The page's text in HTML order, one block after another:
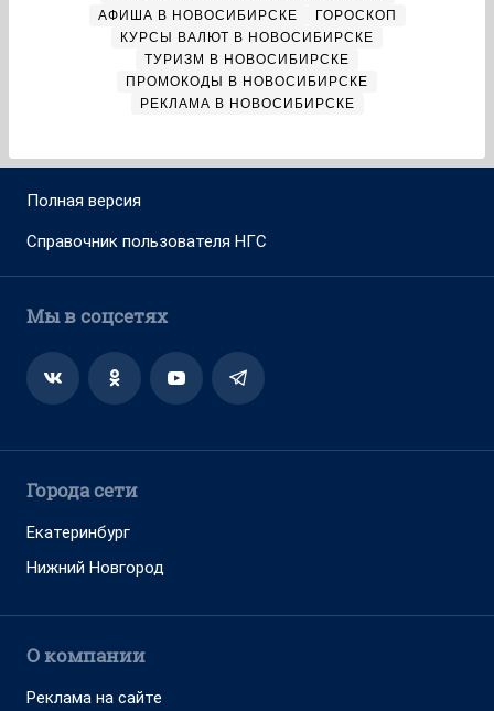
АФИША В НОВОСИБИРСКЕ
ГОРОСКОП
КУРСЫ ВАЛЮТ В НОВОСИБИРСКЕ
ТУРИЗМ В НОВОСИБИРСКЕ
ПРОМОКОДЫ В НОВОСИБИРСКЕ
РЕКЛАМА В НОВОСИБИРСКЕ
Полная версия
Справочник пользователя НГС
Мы в соцсетях
Города сети
Екатеринбург
Нижний Новгород
О компании
Реклама на сайте